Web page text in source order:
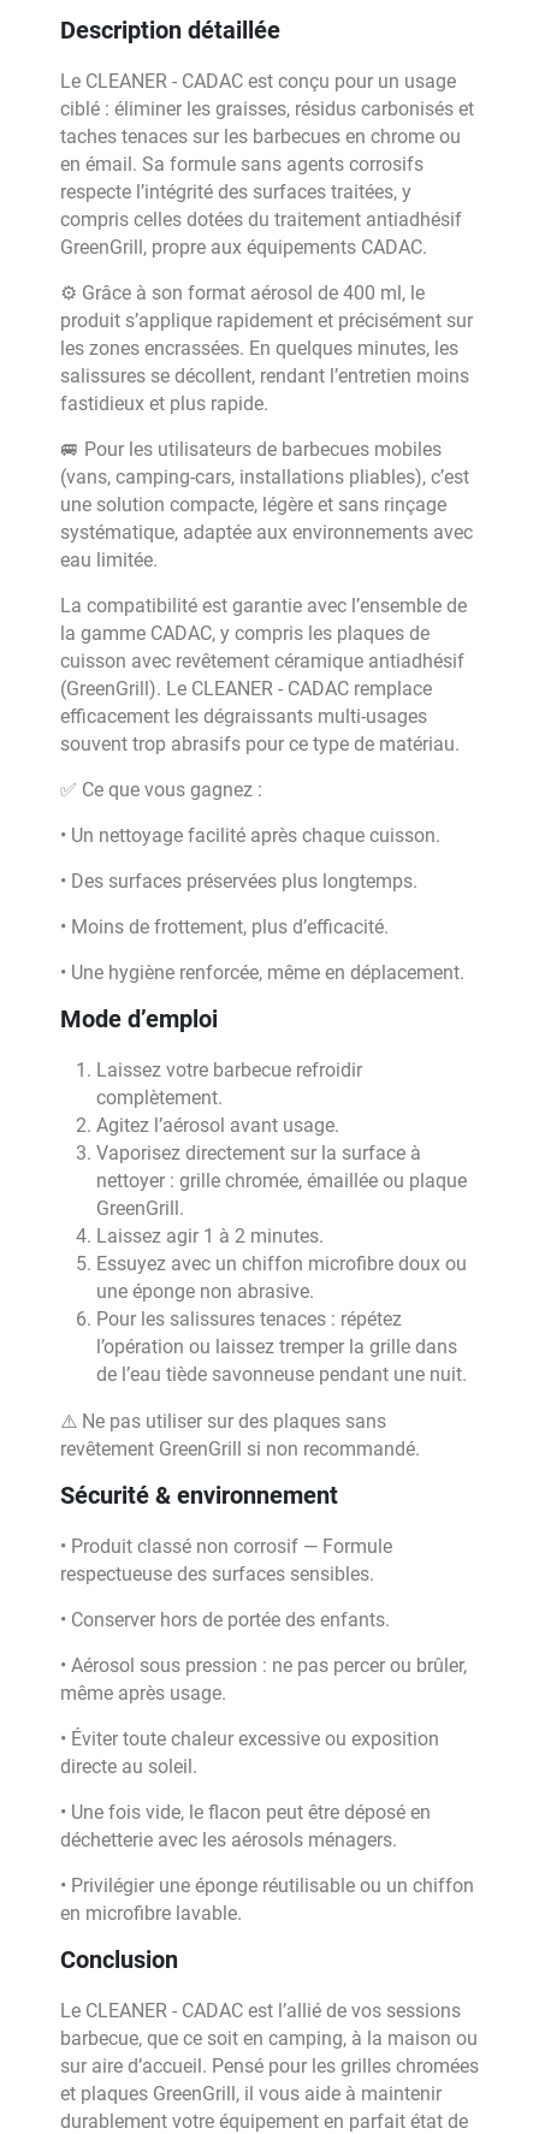
Description détaillée
Le CLEANER - CADAC est conçu pour un usage
ciblé : éliminer les graisses, résidus carbonisés et
taches tenaces sur les barbecues en chrome ou
en émail. Sa formule sans agents corrosifs
respecte l’intégrité des surfaces traitées, y
compris celles dotées du traitement antiadhésif
GreenGrill, propre aux équipements CADAC.
⚙️ Grâce à son format aérosol de 400 ml, le
produit s’applique rapidement et précisément sur
les zones encrassées. En quelques minutes, les
salissures se décollent, rendant l’entretien moins
fastidieux et plus rapide.
🚐 Pour les utilisateurs de barbecues mobiles
(vans, camping-cars, installations pliables), c’est
une solution compacte, légère et sans rinçage
systématique, adaptée aux environnements avec
eau limitée.
La compatibilité est garantie avec l’ensemble de
la gamme CADAC, y compris les plaques de
cuisson avec revêtement céramique antiadhésif
(GreenGrill). Le CLEANER - CADAC remplace
efficacement les dégraissants multi-usages
souvent trop abrasifs pour ce type de matériau.
✅ Ce que vous gagnez :
• Un nettoyage facilité après chaque cuisson.
• Des surfaces préservées plus longtemps.
• Moins de frottement, plus d’efficacité.
• Une hygiène renforcée, même en déplacement.
Mode d’emploi
Laissez votre barbecue refroidir
complètement.
Agitez l’aérosol avant usage.
Vaporisez directement sur la surface à
nettoyer : grille chromée, émaillée ou plaque
GreenGrill.
Laissez agir 1 à 2 minutes.
Essuyez avec un chiffon microfibre doux ou
une éponge non abrasive.
Pour les salissures tenaces : répétez
l’opération ou laissez tremper la grille dans
de l’eau tiède savonneuse pendant une nuit.
⚠️ Ne pas utiliser sur des plaques sans
revêtement GreenGrill si non recommandé.
Sécurité & environnement
• Produit classé non corrosif — Formule
respectueuse des surfaces sensibles.
• Conserver hors de portée des enfants.
• Aérosol sous pression : ne pas percer ou brûler,
même après usage.
• Éviter toute chaleur excessive ou exposition
directe au soleil.
• Une fois vide, le flacon peut être déposé en
déchetterie avec les aérosols ménagers.
• Privilégier une éponge réutilisable ou un chiffon
en microfibre lavable.
Conclusion
Le CLEANER - CADAC est l’allié de vos sessions
barbecue, que ce soit en camping, à la maison ou
sur aire d’accueil. Pensé pour les grilles chromées
et plaques GreenGrill, il vous aide à maintenir
durablement votre équipement en parfait état de